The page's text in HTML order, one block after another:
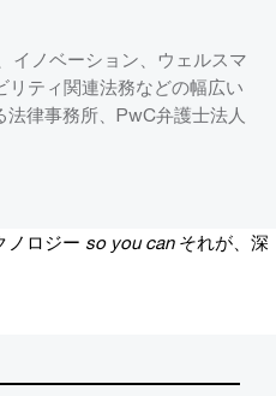
イノベーション、ウェルスマ
リティ関連法務などの幅広い
律事務所、PwC弁護士法人
ノロジー so you can それが、深